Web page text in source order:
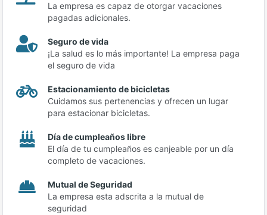
La empresa es capaz de otorgar vacaciones
pagadas adicionales.
Seguro de vida
¡La salud es lo más importante! La empresa paga
el seguro de vida
Estacionamiento de bicicletas
Cuidamos sus pertenencias y ofrecen un lugar
para estacionar bicicletas.
Día de cumpleaños libre
El día de tu cumpleaños es canjeable por un día
completo de vacaciones.
Mutual de Seguridad
La empresa esta adscrita a la mutual de
seguridad